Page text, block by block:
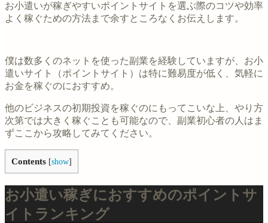
お小遣いが稼ぎやすいポイントサイトを選ぶ際のコツや効率
よく稼ぐための方法まで余すところなくお伝えします。
僕は数多くのネットを使った副業を経験していますが、お小
遣いサイト（ポイントサイト）は特に難易度が低く、気軽に
お金を稼ぐのにおすすめ。
他のビジネスの初期投資を稼ぐのにもってこいな上、やり方
次第では大きく稼ぐことも可能なので、副業初心者の人はま
ずここから攻略してみてください。
Contents [show]
お小遣い稼ぎにおすすめのポイントサ
イトランキング